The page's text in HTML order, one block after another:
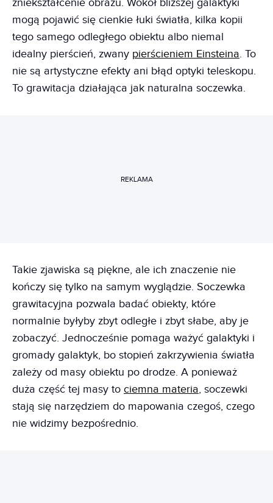
zniekształcenie obrazu. Wokół bliższej galaktyki
mogą pojawić się cienkie łuki światła, kilka kopii
tego samego odległego obiektu albo niemal
idealny pierścień, zwany pierścieniem Einsteina. To
nie są artystyczne efekty ani błąd optyki teleskopu.
To grawitacja działająca jak naturalna soczewka.
REKLAMA
Takie zjawiska są piękne, ale ich znaczenie nie
kończy się tylko na samym wyglądzie. Soczewka
grawitacyjna pozwala badać obiekty, które
normalnie byłyby zbyt odległe i zbyt słabe, aby je
zobaczyć. Jednocześnie pomaga ważyć galaktyki i
gromady galaktyk, bo stopień zakrzywienia światła
zależy od masy obiektu po drodze. A ponieważ
duża część tej masy to ciemna materia, soczewki
stają się narzędziem do mapowania czegoś, czego
nie widzimy bezpośrednio.